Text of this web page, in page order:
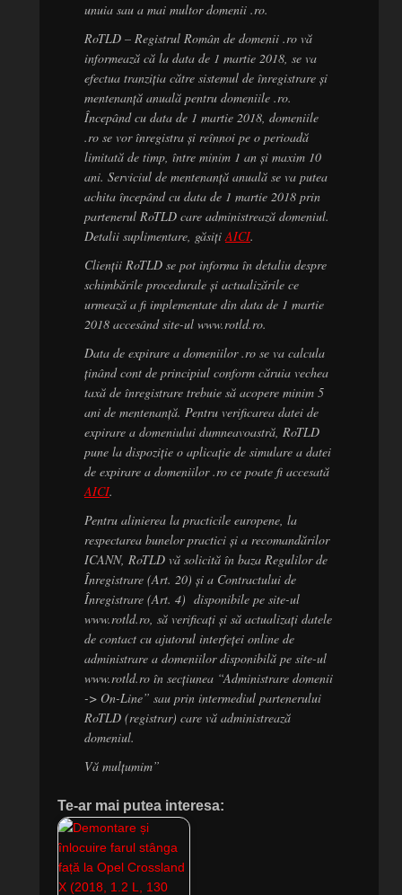
unuia sau a mai multor domenii .ro.
RoTLD – Registrul Român de domenii .ro vă
informează că la data de 1 martie 2018, se va
efectua tranziția către sistemul de înregistrare și
mentenanță anuală pentru domeniile .ro.
Începând cu data de 1 martie 2018, domeniile
.ro se vor înregistra și reînnoi pe o perioadă
limitată de timp, între minim 1 an și maxim 10
ani. Serviciul de mentenanță anuală se va putea
achita începând cu data de 1 martie 2018 prin
partenerul RoTLD care administrează domeniul.
Detalii suplimentare, găsițiAICI.
Clienții RoTLD se pot informa în detaliu despre
schimbările procedurale și actualizările ce
urmează a fi implementate din data de 1 martie
2018 accesând site-ul www.rotld.ro.
Data de expirare a domeniilor .ro se va calcula
ținând cont de principiul conform căruia vechea
taxă de înregistrare trebuie să acopere minim 5
ani de mentenanță. Pentru verificarea datei de
expirare a domeniului dumneavoastră, RoTLD
pune la dispoziție o aplicație de simulare a datei
de expirare a domeniilor .ro ce poate fi accesată
AICI.
Pentru alinierea la practicile europene, la
respectarea bunelor practici și a recomandărilor
ICANN, RoTLD vă solicită în baza Regulilor de
Înregistrare (Art. 20) și a Contractului de
Înregistrare (Art. 4) disponibile pe site-ul
www.rotld.ro, să verificați și să actualizați datele
de contact cu ajutorul interfeței online de
administrare a domeniilor disponibilă pe site-ul
www.rotld.ro în secțiunea “Administrare domenii
-> On-Line” sau prin intermediul partenerului
RoTLD (registrar) care vă administrează
domeniul.
Vă mulțumim”
Te-ar mai putea interesa: